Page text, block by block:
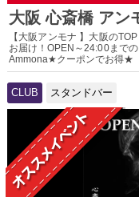
大阪 心斎橋 アン
【大阪アンモナ 】大阪の
お届け！OPEN～24:00まで
Ammona★クーポンでお得★
CLUB スタンドバー